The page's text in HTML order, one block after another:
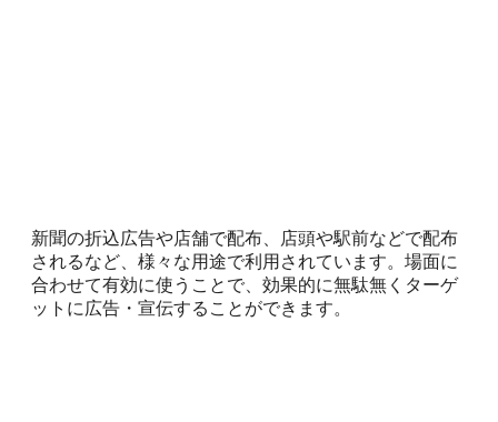
新聞の折込広告や店舗で配布、店頭や駅前などで配布
されるなど、様々な用途で利用されています。場面に
合わせて有効に使うことで、効果的に無駄無くターゲ
ットに広告・宣伝することができます。